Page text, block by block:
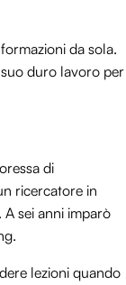
da sola.
duro lavoro per
di
ricercatore in
sei anni imparò
lezioni quando